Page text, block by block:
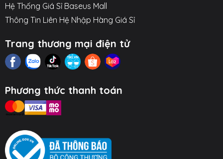
Hệ Thống Giá Sỉ Baseus Mall
Thông Tin Liên Hệ Nhập Hàng Giá Sỉ
Trang thương mại điện tử
Phương thức thanh toán